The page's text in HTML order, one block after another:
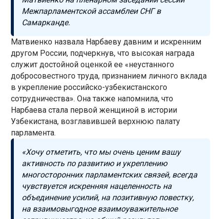
Межпарламентской ассамблеи СНГ в
Самарканде.
Матвиенко назвала Нарбаеву давним и искренним
другом России, подчеркнув, что высокая награда
служит достойной оценкой ее «неустанного
добросовестного труда, признанием личного вклада
в укрепление российско-узбекистанского
сотрудничества». Она также напомнила, что
Нарбаева стала первой женщиной в истории
Узбекистана, возглавившей верхнюю палату
парламента.
«Хочу отметить, что мы очень ценим вашу
активность по развитию и укреплению
многосторонних парламентских связей, всегда
чувствуется искренняя нацеленность на
объединение усилий, на позитивную повестку,
на взаимовыгодное взаимоуважительное